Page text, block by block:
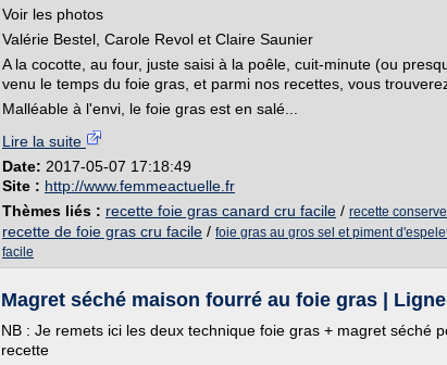
Voir les photos
Valérie Bestel, Carole Revol et Claire Saunier
A la cocotte, au four, juste saisi à la poêle, cuit-minute (ou
venu le temps du foie gras, et parmi nos recettes, vous
Malléable à l'envi, le foie gras est en salé...
Lire la suite
Date: 2017-05-07 17:18:49
Site : http://www.femmeactuelle.fr
Thèmes liés : recette foie gras canard cru facile / recette
recette de foie gras cru facile / foie gras au gros sel et piment
facile
Magret séché maison fourré au foie gras |
NB : Je remets ici les deux technique foie gras + magret séché
recette